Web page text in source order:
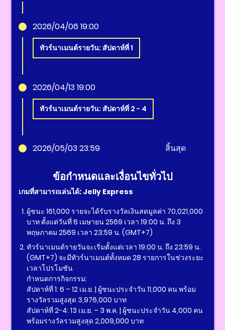
2026/04/06 19:00
ทัวร์นาเมนต์รายวัน: สัปดาห์ที่ 1
2026/04/13 19:00
ทัวร์นาเมนต์รายวัน: สัปดาห์ที่ 2 - 4
2026/05/03 23:59 สิ้นสุด
ข้อกำหนดและเงื่อนไขทั่วไป
เกมที่สามารถเล่นได้: Jelly Express
ผู้ชนะ 161,000 รายจะได้รับรางวัลเงินสดมูลค่า 70,021,000
บาท ตั้งแต่วันที่ 6 เมษายน 2569 เวลา 19:00 น. ถึง 3
พฤษภาคม 2569 เวลา 23:59 น. (GMT+7)
ทัวร์นาเมนต์รายวันจะเริ่มตั้งแต่เวลา 19:00 น. ถึง 23:59 น.
(GMT+7) จะมีทัวร์นาเมนต์ทั้งหมด 28 รายการในช่วงระยะ
เวลาโปรโมชัน
กำหนดการกิจกรรม:
สัปดาห์ที่ 1: 6 – 12 เม.ย. | ผู้ชนะประจำวัน 11,000 คน พร้อม
รางวัลรวมสูงสุด 3,976,000 บาท
สัปดาห์ที่ 2-4: 13 เม.ย. – 3 พ.ค. | ผู้ชนะประจำวัน 4,000 คน
พร้อมรางวัลรวมสูงสุด 2,009,000 บาท